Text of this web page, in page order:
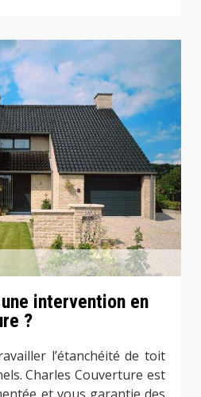
intervention en
?
l’étanchéité de toit
Charles Couverture est